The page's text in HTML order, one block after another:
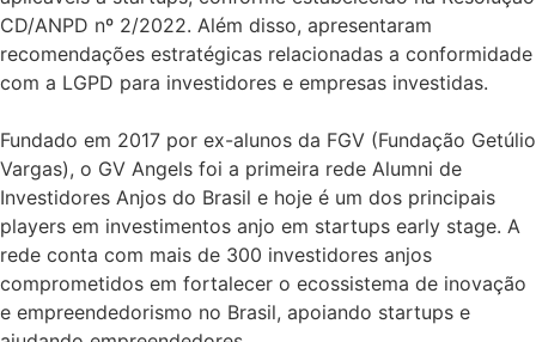
CD/ANPD nº 2/2022. Além disso, apresentaram
recomendações estratégicas relacionadas a conformidade
com a LGPD para investidores e empresas investidas.
Fundado em 2017 por ex-alunos da FGV (Fundação Getúlio
Vargas), o GV Angels foi a primeira rede Alumni de
Investidores Anjos do Brasil e hoje é um dos principais
players em investimentos anjo em startups early stage. A
rede conta com mais de 300 investidores anjos
comprometidos em fortalecer o ecossistema de inovação
e empreendedorismo no Brasil, apoiando startups e